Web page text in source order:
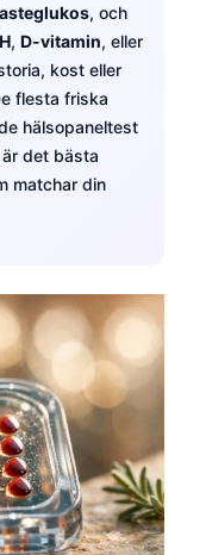
, och
, D-vitamin, eller
kost eller
flesta friska
hälsopaneltest
det bästa
matchar din